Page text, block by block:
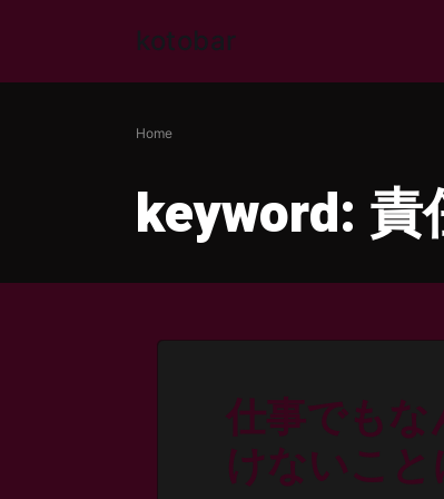
content
kotobar
Home
keyword: 責
仕事でも
けないこ